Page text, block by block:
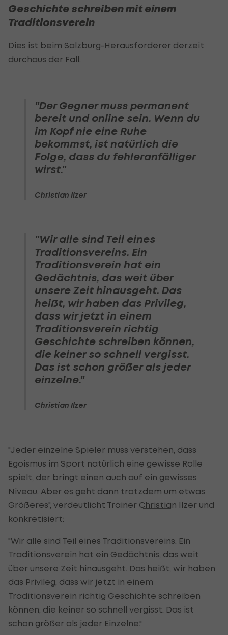
Geschichte schreiben mit einem
Traditionsverein
Dies ist beim Salzburg-Herausforderer derzeit
durchaus der Fall.
"Der Gegner muss permanent
bereit und online sein. Wenn du
im Kopf nie eine Ruhe
bekommst, ist natürlich die
Folge, dass du fehleranfälliger
wirst."
Christian Ilzer
"Wir alle sind Teil eines
Traditionsvereins. Ein
Traditionsverein hat ein
Gedächtnis, das weit über
unsere Zeit hinausgeht. Das
heißt, wir haben das Privileg,
dass wir jetzt in einem
Traditionsverein richtig
Geschichte schreiben können,
die keiner so schnell vergisst.
Das ist schon größer als jeder
einzelne."
Christian Ilzer
"Jeder einzelne Spieler muss verstehen, dass
Egoismus im Sport natürlich eine gewisse Rolle
spielt, der bringt einen auch auf ein gewisses
Niveau. Aber es geht dann trotzdem um etwas
Größeres", verdeutlicht Trainer Christian Ilzer und
konkretisiert:
"Wir alle sind Teil eines Traditionsvereins. Ein
Traditionsverein hat ein Gedächtnis, das weit
über unsere Zeit hinausgeht. Das heißt, wir haben
das Privileg, dass wir jetzt in einem
Traditionsverein richtig Geschichte schreiben
können, die keiner so schnell vergisst. Das ist
schon größer als jeder Einzelne."